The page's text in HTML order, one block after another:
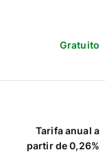
Gratuito
Tarifa anual a
partir de 0,26%